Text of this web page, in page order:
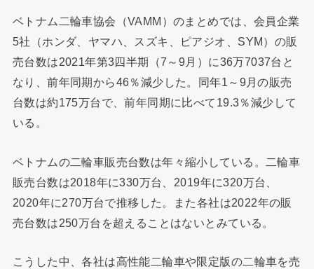
ベトナム二輪車協会（VAMM）のまとめでは、会員企業
5社（ホンダ、ヤマハ、スズキ、ピアジオ、SYM）の販
売台数は2021年第3四半期（7～9月）に36万7037台と
なり、前年同期から46％減少した。同年1～9月の販売
台数は約175万台で、前年同期に比べて19.3％減少して
いる。
ベトナムの二輪車販売台数は年々縮小している。二輪車
販売台数は2018年に330万台、2019年に320万台、
2020年に270万台で推移した。また各社は2022年の販
売台数は250万台を超えることはないとみている。
こうした中、各社は高性能二輪車や限定版の二輪車を売